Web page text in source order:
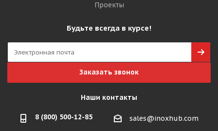
Проекты
Будьте всегда в курсе!
Заказать звонок
Наши контакты
8 (800) 500-12-85 sales@inoxhub.com